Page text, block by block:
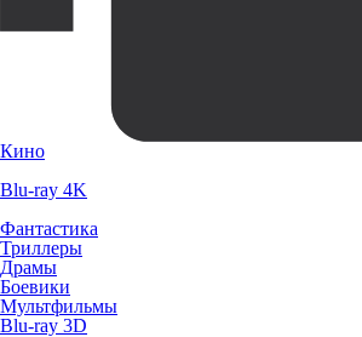
Кино
Blu-ray 4K
Фантастика
Триллеры
Драмы
Боевики
Мультфильмы
Blu-ray 3D